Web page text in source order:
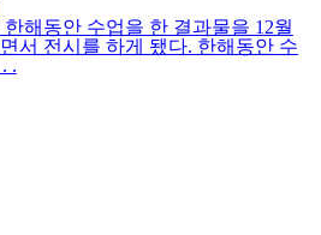
해동안 수업을 한 결과물을 12월
서 전시를 하게 됐다. 한해동안 수
.